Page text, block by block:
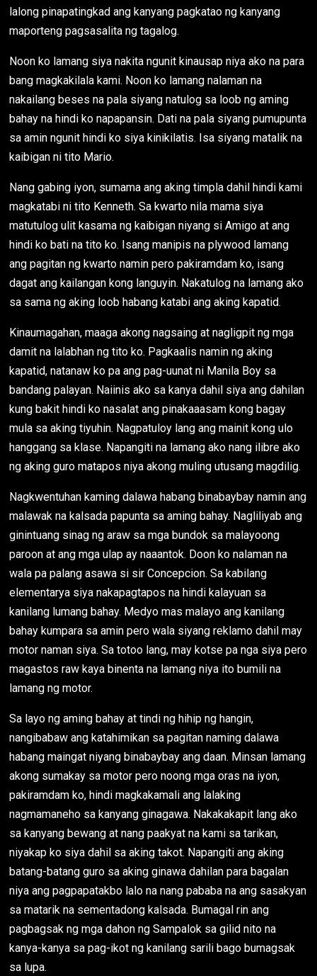
lalong pinapatingkad ang kanyang pagkatao ng kanyang
maporteng pagsasalita ng tagalog.
Noon ko lamang siya nakita ngunit kinausap niya ako na para
bang magkakilala kami. Noon ko lamang nalaman na
nakailang beses na pala siyang natulog sa loob ng aming
bahay na hindi ko napapansin. Dati na pala siyang pumupunta
sa amin ngunit hindi ko siya kinikilatis. Isa siyang matalik na
kaibigan ni tito Mario.
Nang gabing iyon, sumama ang aking timpla dahil hindi kami
magkatabi ni tito Kenneth. Sa kwarto nila mama siya
matutulog ulit kasama ng kaibigan niyang si Amigo at ang
hindi ko bati na tito ko. Isang manipis na plywood lamang
ang pagitan ng kwarto namin pero pakiramdam ko, isang
dagat ang kailangan kong languyin. Nakatulog na lamang ako
sa sama ng aking loob habang katabi ang aking kapatid.
Kinaumagahan, maaga akong nagsaing at nagligpit ng mga
damit na lalabhan ng tito ko. Pagkaalis namin ng aking
kapatid, natanaw ko pa ang pag-uunat ni Manila Boy sa
bandang palayan. Naiinis ako sa kanya dahil siya ang dahilan
kung bakit hindi ko nasalat ang pinakaaasam kong bagay
mula sa aking tiyuhin. Nagpatuloy lang ang mainit kong ulo
hanggang sa klase. Napangiti na lamang ako nang ilibre ako
ng aking guro matapos niya akong muling utusang magdilig.
Nagkwentuhan kaming dalawa habang binabaybay namin ang
malawak na kalsada papunta sa aming bahay. Nagliliyab ang
ginintuang sinag ng araw sa mga bundok sa malayoong
paroon at ang mga ulap ay naaantok. Doon ko nalaman na
wala pa palang asawa si sir Concepcion. Sa kabilang
elementarya siya nakapagtapos na hindi kalayuan sa
kanilang lumang bahay. Medyo mas malayo ang kanilang
bahay kumpara sa amin pero wala siyang reklamo dahil may
motor naman siya. Sa totoo lang, may kotse pa nga siya pero
magastos raw kaya binenta na lamang niya ito bumili na
lamang ng motor.
Sa layo ng aming bahay at tindi ng hihip ng hangin,
nangibabaw ang katahimikan sa pagitan naming dalawa
habang maingat niyang binabaybay ang daan. Minsan lamang
akong sumakay sa motor pero noong mga oras na iyon,
pakiramdam ko, hindi magkakamali ang lalaking
nagmamaneho sa kanyang ginagawa. Nakakakapit lang ako
sa kanyang bewang at nang paakyat na kami sa tarikan,
niyakap ko siya dahil sa aking takot. Napangiti ang aking
batang-batang guro sa aking ginawa dahilan para bagalan
niya ang pagpapatakbo lalo na nang pababa na ang sasakyan
sa matarik na sementadong kalsada. Bumagal rin ang
pagbagsak ng mga dahon ng Sampalok sa gilid nito na
kanya-kanya sa pag-ikot ng kanilang sarili bago bumagsak
sa lupa.